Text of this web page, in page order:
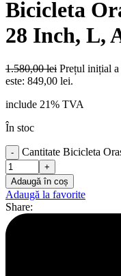
Bicicleta
28 Inch, L,
1.580,00lei Prețul inițial
este: 849,00 lei.
include 21% TVA
În stoc
Cantitate Bicicleta
Adaugă în coș
Adaugă la favorite
Share: